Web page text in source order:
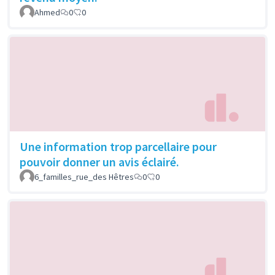
Ahmed 0 0
Une information trop parcellaire pour
pouvoir donner un avis éclairé.
6_familles_rue_des Hêtres 0 0